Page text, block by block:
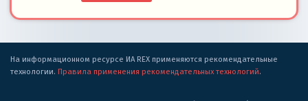
На информационном ресурсе ИА REX применяются рекомендательные
технологии. Правила применения рекомендательных технологий.